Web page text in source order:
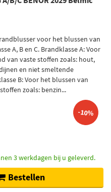
voor het blussen van
A, B en C. Brandklasse A: Voor
van vaste stoffen zoals: hout,
en niet smeltende
B: Voor het blussen van
zoals: benzin...
-10%
3 werkdagen bij u geleverd.
Bestellen